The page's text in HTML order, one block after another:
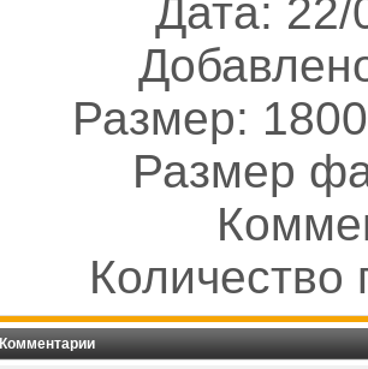
Дата: 22/
Размер:
Размер
Количество
Комментарии